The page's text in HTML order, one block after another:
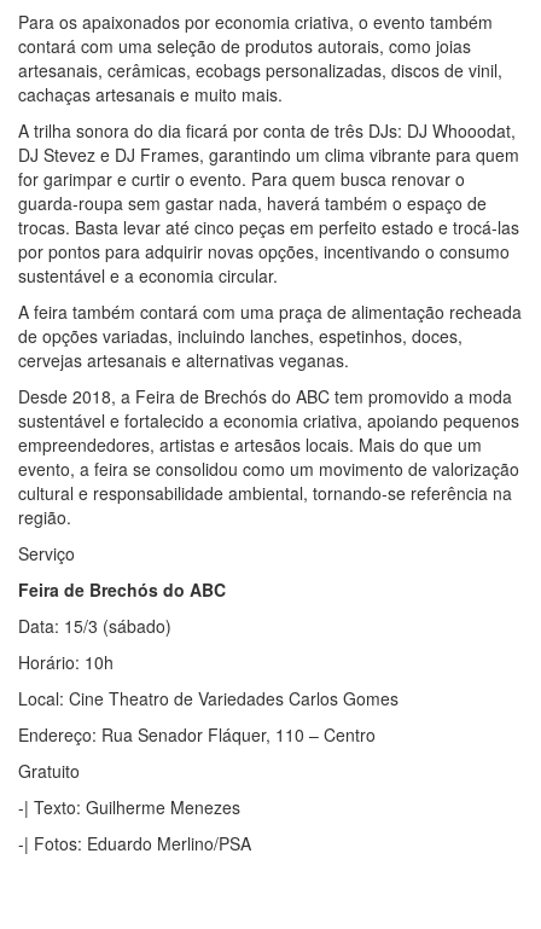
Para os apaixonados por economia criativa, o evento também
contará com uma seleção de produtos autorais, como joias
artesanais, cerâmicas, ecobags personalizadas, discos de vinil,
cachaças artesanais e muito mais.
A trilha sonora do dia ficará por conta de três DJs: DJ Whooodat,
DJ Stevez e DJ Frames, garantindo um clima vibrante para quem
for garimpar e curtir o evento. Para quem busca renovar o
guarda-roupa sem gastar nada, haverá também o espaço de
trocas. Basta levar até cinco peças em perfeito estado e trocá-las
por pontos para adquirir novas opções, incentivando o consumo
sustentável e a economia circular.
A feira também contará com uma praça de alimentação recheada
de opções variadas, incluindo lanches, espetinhos, doces,
cervejas artesanais e alternativas veganas.
Desde 2018, a Feira de Brechós do ABC tem promovido a moda
sustentável e fortalecido a economia criativa, apoiando pequenos
empreendedores, artistas e artesãos locais. Mais do que um
evento, a feira se consolidou como um movimento de valorização
cultural e responsabilidade ambiental, tornando-se referência na
região.
Serviço
Feira de Brechós do ABC
Data: 15/3 (sábado)
Horário: 10h
Local: Cine Theatro de Variedades Carlos Gomes
Endereço: Rua Senador Fláquer, 110 – Centro
Gratuito
-| Texto: Guilherme Menezes
-| Fotos: Eduardo Merlino/PSA